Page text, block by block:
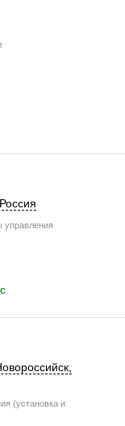
Россия
управления
(установка и